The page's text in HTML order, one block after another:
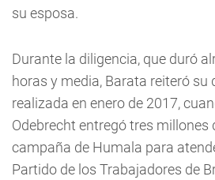
su esposa.
Durante la diligencia, que duró
horas y media, Barata reiteró su
realizada en enero de 2017,
Odebrecht entregó tres millones
campaña de Humala para
Partido de los Trabajadores de